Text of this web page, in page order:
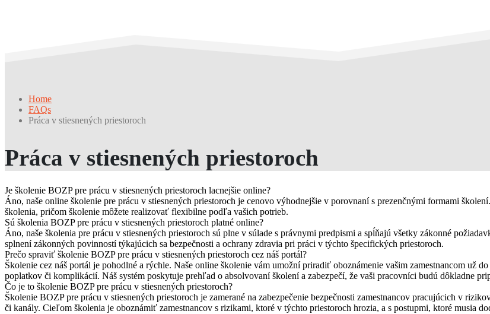
Home
FAQs
Práca v stiesnených priestoroch
Práca v stiesnených priestoroch
Je školenie BOZP pre prácu v stiesnených priestoroch lacnejšie online?
Áno, naše online školenie pre prácu v stiesnených priestoroch je cenovo výhodnejšie v porovnaní s prezenčnými formami
školenia, pričom školenie môžete realizovať flexibilne podľa vašich potrieb.
Sú školenia BOZP pre prácu v stiesnených priestoroch platné online?
Áno, naše školenia pre prácu v stiesnených priestoroch sú plne v súlade s právnymi predpismi a spĺňajú všetky zákonné
splnení zákonných povinností týkajúcich sa bezpečnosti a ochrany zdravia pri práci v týchto špecifických priestoroch.
Prečo spraviť školenie BOZP pre prácu v stiesnených priestoroch cez náš portál?
Školenie cez náš portál je pohodlné a rýchle. Naše online školenie vám umožní priradiť oboznámenie vašim zamestnancom už
poplatkov či komplikácií. Náš systém poskytuje prehľad o absolvovaní školení a zabezpečí, že vaši pracovníci budú dôkladne
Čo je to školenie BOZP pre prácu v stiesnených priestoroch?
Školenie BOZP pre prácu v stiesnených priestoroch je zamerané na zabezpečenie bezpečnosti zamestnancov pracujúcich v
či kanály. Cieľom školenia je oboznámiť zamestnancov s rizikami, ktoré v týchto priestoroch hrozia, a s postupmi, ktoré musia